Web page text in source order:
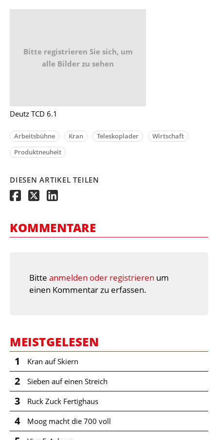
Bitte registrieren Sie sich, um
alle Bilder zu sehen
Deutz TCD 6.1
Arbeitsbühne Kran Teleskoplader
Wirtschaft
Produktneuheit
DIESEN ARTIKEL TEILEN
KOMMENTARE
Bitte anmelden oder registrieren um
einen Kommentar zu erfassen.
MEISTGELESEN
1 Kran auf Skiern
2 Sieben auf einen Streich
3 Ruck Zuck Fertighaus
4 Moog macht die 700 voll